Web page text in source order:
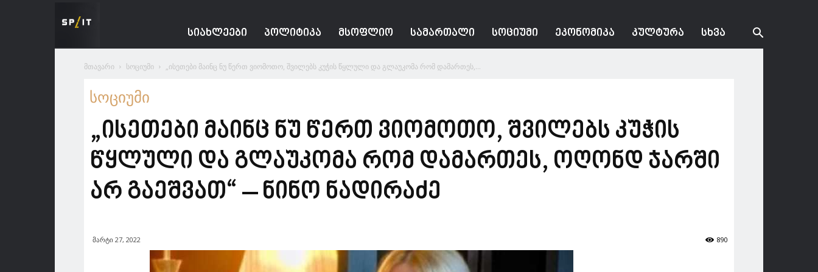
ᲡᲘᲐᲮᲚᲔᲔᲑᲘ ᲞᲝᲚᲘᲢᲘᲙᲐ ᲛᲡᲝᲤᲚᲘᲝ ᲡᲐᲛᲐᲠᲗᲐᲚᲘ ᲡᲝᲪᲘᲣᲛᲘ ᲔᲙᲝᲜᲝᲛᲘᲙᲐ ᲙᲣᲚᲢᲣᲠᲐ ᲡᲮᲕᲐ
მთავარი სოციუმი „ისეთები მაინც ნუ წერთ ვიომოთო, შვილებს კუჭის წყლული და გლაუკომა რომ დამართეს,...
სოციუმი
„ისეთები მაინც ნუ წერთ ვიომოთო, შვილებს კუჭის
წყლული და გლაუკომა რომ დამართეს, ოღონდ ჯარში
არ გაეშვათ“ – ნინო ნადირაძე
მარტი 27, 2022 890